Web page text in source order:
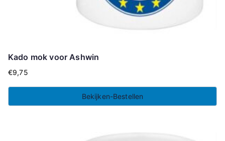
Kado mok voor Ashwin
€9,75
Bekijken-Bestellen